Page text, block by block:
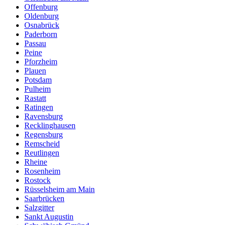
Offenburg
Oldenburg
Osnabrück
Paderborn
Passau
Peine
Pforzheim
Plauen
Potsdam
Pulheim
Rastatt
Ratingen
Ravensburg
Recklinghausen
Regensburg
Remscheid
Reutlingen
Rheine
Rosenheim
Rostock
Rüsselsheim am Main
Saarbrücken
Salzgitter
Sankt Augustin